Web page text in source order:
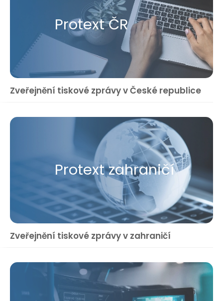
Protext ČR
Zveřejnění tiskové zprávy v České republice
Protext zahraničí
Zveřejnění tiskové zprávy v zahraničí